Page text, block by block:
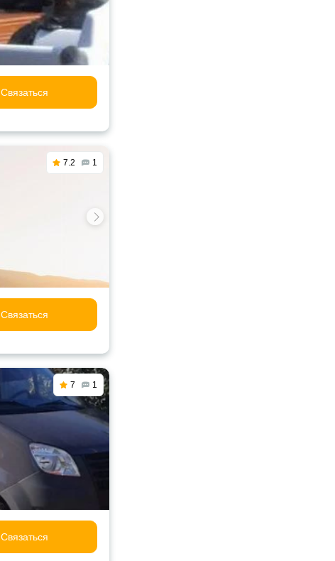
Связаться
7.2 1
Связаться
7 1
Связаться